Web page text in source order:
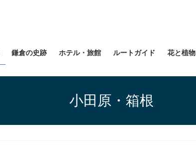
鎌倉の史跡 ホテル・旅館 ルートガイド 花と植物
小田原・箱根